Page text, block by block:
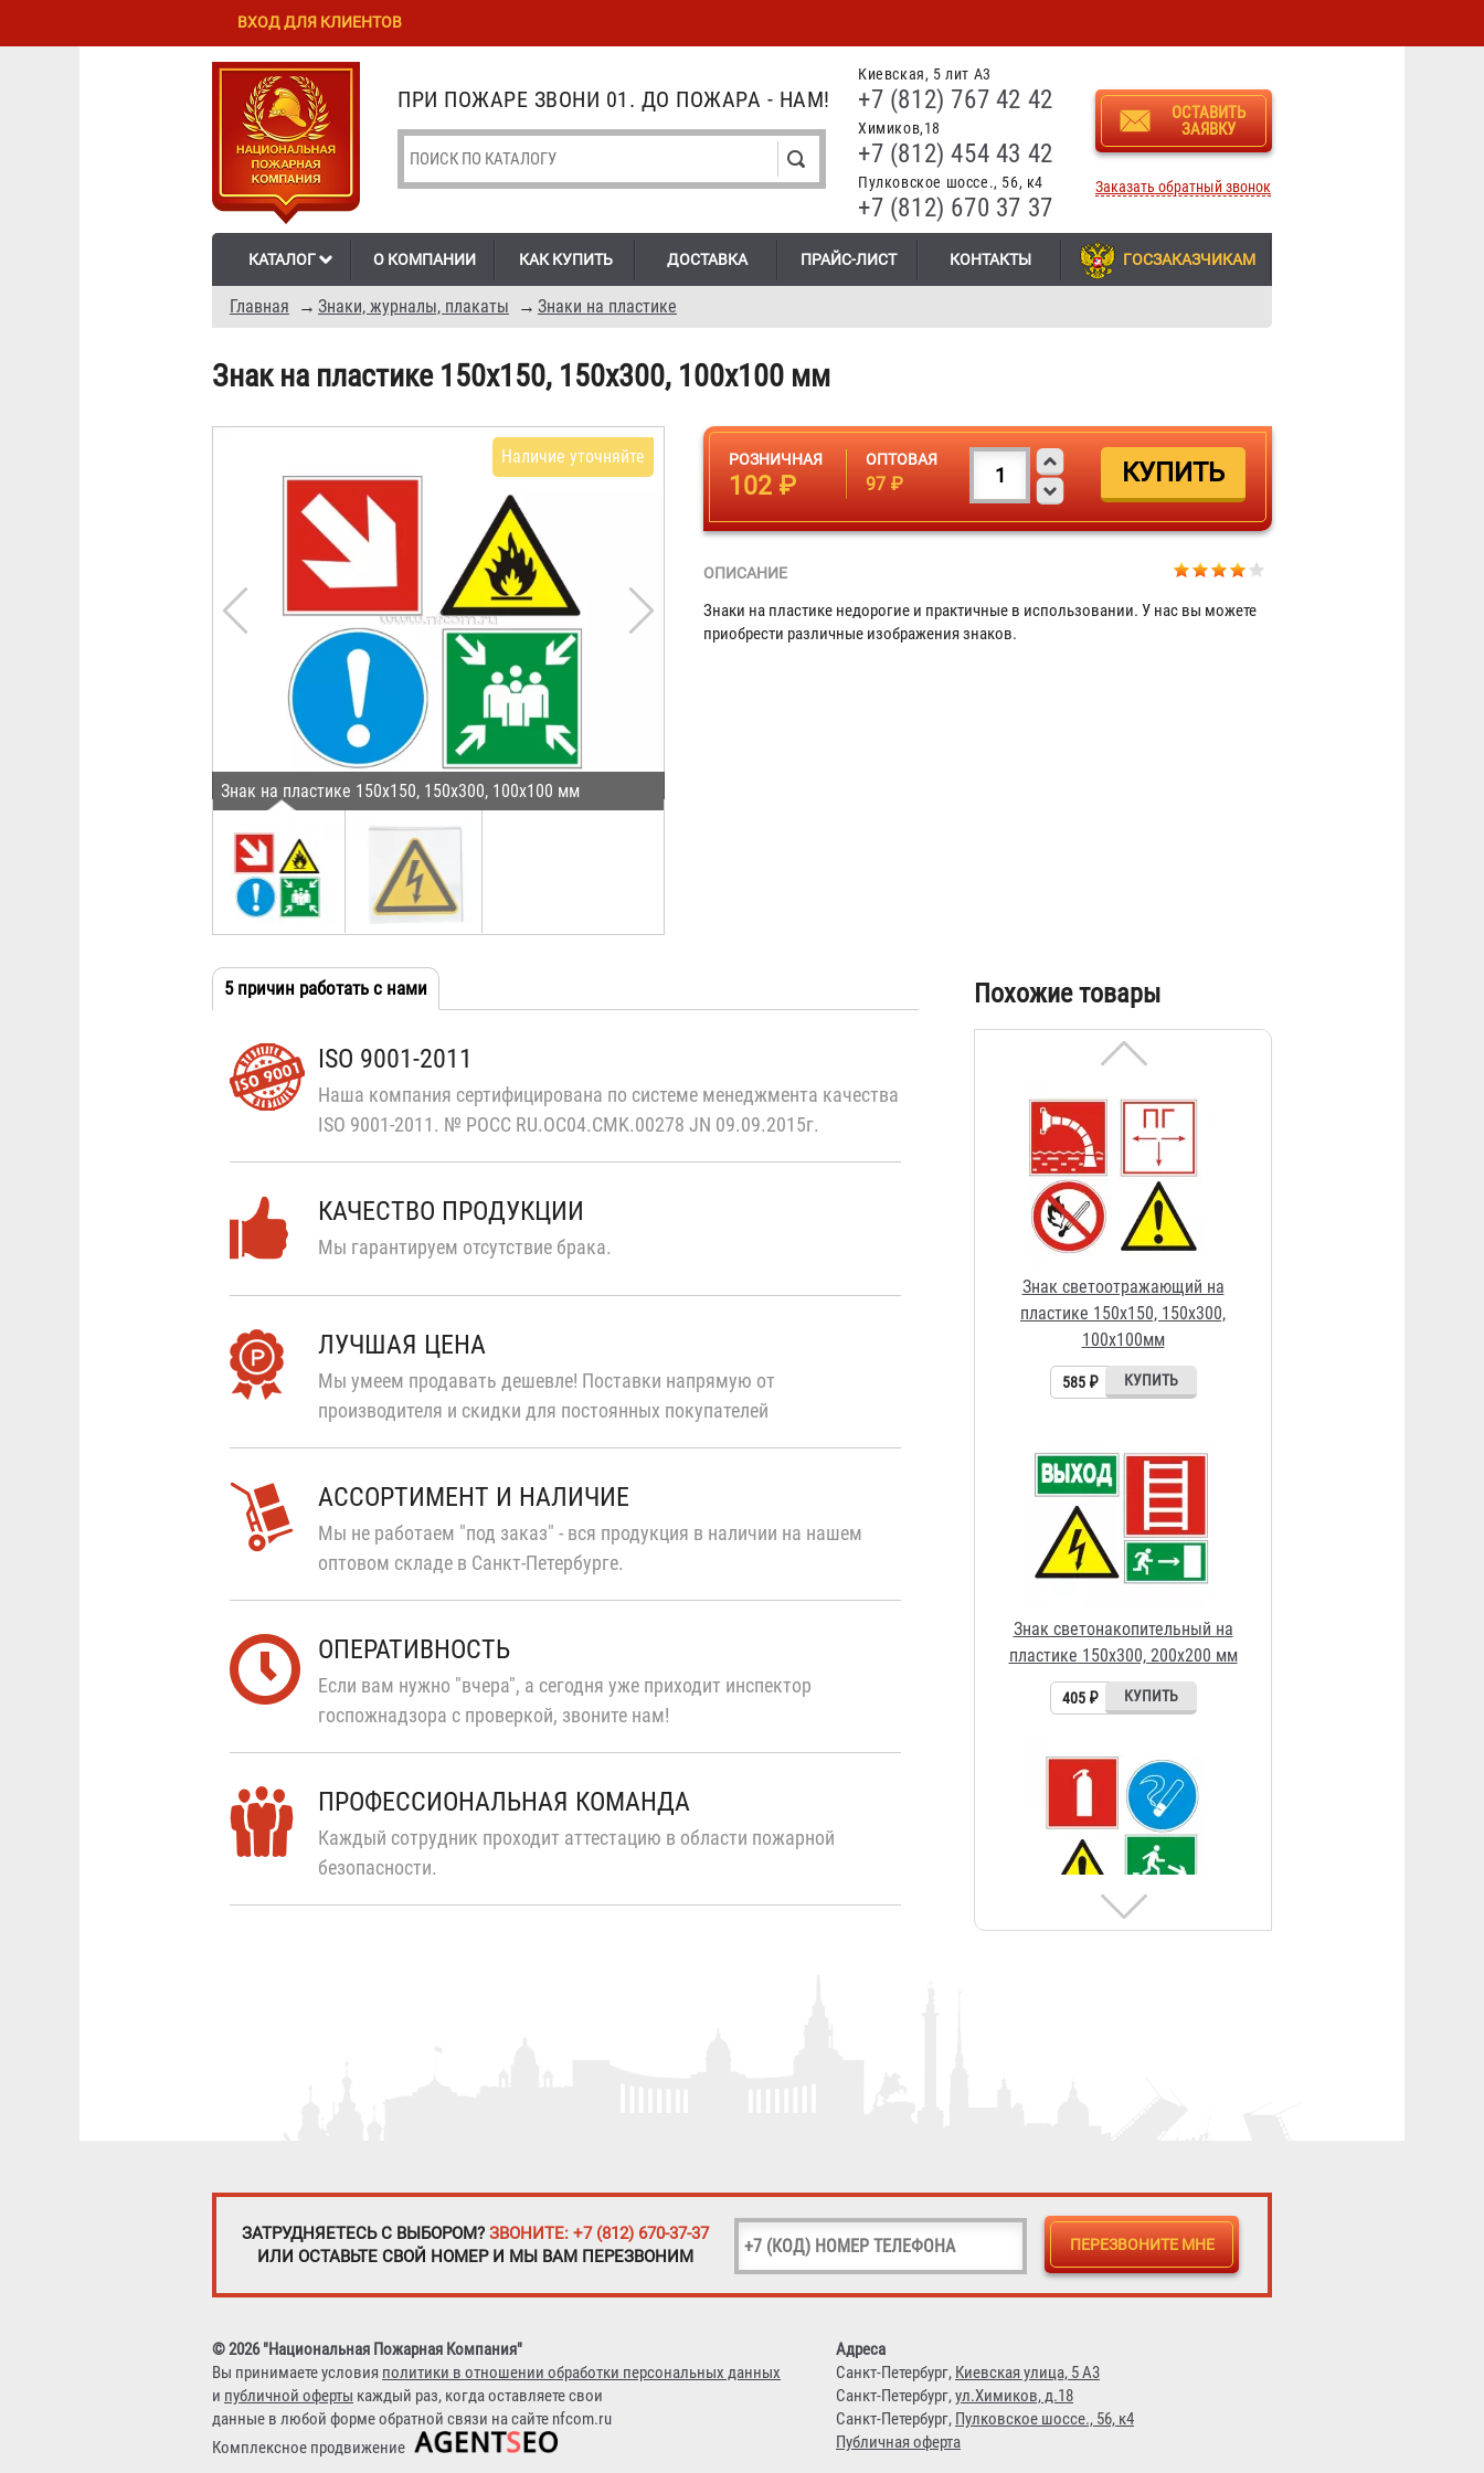
Перейти к
содержанию
Skip to
Киевская, 5 лит А3
+7 (812) 767 42 42
Химиков,18
+7 (812) 454 43 42
Пулковское шоссе., 56, к4
+7 (812) 670 37 37
ОСТАВИТЬ
ЗАЯВКУ
Заказать обратный звонок
ПРИ ПОЖАРЕ ЗВОНИ 01. ДО ПОЖАРА - НАМ!
КАТАЛОГ О КОМПАНИИ КАК КУПИТЬ ДОСТАВКА ПРАЙС-ЛИСТ КОНТАКТЫ ГОСЗАКАЗЧИКАМ
Главная → Знаки, журналы, плакаты → Знаки на пластике
ВХОД ДЛЯ КЛИЕНТОВ
Знак на пластике 150х150, 150х300, 100х100 мм
Знак на пластике 150х150, 150х300, 100х100 мм
Наличие уточняйте РОЗНИЧНАЯ
102 ₽
ОПТОВАЯ
97 ₽
ОПИСАНИЕ
Знаки на пластике недорогие и практичные в использовании. У нас вы можете
приобрести различные изображения знаков.
Табы
5 причин работать с нами
ISO 9001-2011
Наша компания сертифицирована по системе менеджмента качества
ISO 9001-2011. № РОСС RU.OC04.CMK.00278 JN 09.09.2015г.
КАЧЕСТВО ПРОДУКЦИИ
Мы гарантируем отсутствие брака.
ЛУЧШАЯ ЦЕНА
Мы умеем продавать дешевле! Поставки напрямую от
производителя и скидки для постоянных покупателей
АССОРТИМЕНТ И НАЛИЧИЕ
Мы не работаем "под заказ" - вся продукция в наличии на нашем
оптовом складе в Санкт-Петербурге.
ОПЕРАТИВНОСТЬ
Если вам нужно "вчера", а сегодня уже приходит инспектор
госпожнадзора с проверкой, звоните нам!
ПРОФЕССИОНАЛЬНАЯ КОМАНДА
Каждый сотрудник проходит аттестацию в области пожарной
безопасности.
Похожие товары
100х100мм
Знак светонакопительный на
пластике 150х300, 200х200 мм
пластике 100х100, 150х150 мм
Знак светоотражающий на
ЗАТРУДНЯЕТЕСЬ С ВЫБОРОМ? ЗВОНИТЕ: +7 (812) 670-37-37
ИЛИ ОСТАВЬТЕ СВОЙ НОМЕР И МЫ ВАМ ПЕРЕЗВОНИМ
© 2026 "Национальная Пожарная Компания"
Вы принимаете условия политики в отношении обработки персональных данных
и публичной оферты каждый раз, когда оставляете свои
данные в любой форме обратной связи на сайте nfcom.ru
Комплексное продвижение
Адреса
Санкт-Петербург, Киевская улица, 5 А3
Санкт-Петербург,ул.Химиков, д.18
Санкт-Петербург, Пулковское шоссе., 56, к4
Публичная оферта